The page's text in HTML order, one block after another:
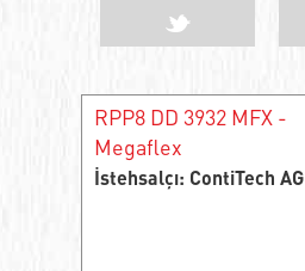
RPP8 DD 3932 MFX -
Megaflex
İstehsalçı: ContiTech AG